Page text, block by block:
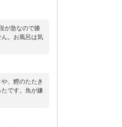
が急なので膝
。お風呂は気
、鰹のたたき
です。魚が嫌